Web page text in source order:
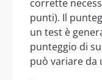
corrette
punti). Il
un test è
punteggio di
può variare da